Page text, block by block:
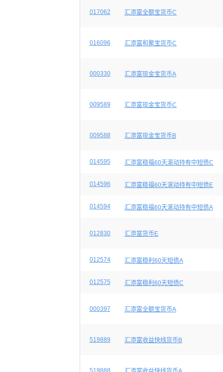
017062 汇添富全额宝货币C
016096 汇添富和聚宝货币C
000330 汇添富现金宝货币A
009589 汇添富现金宝货币C
009588 汇添富现金宝货币B
014595 汇添富稳福60天滚动持有中短债C
014596 汇添富稳福60天滚动持有中短债E
014594 汇添富稳福60天滚动持有中短债A
012830 汇添富货币E
012574 汇添富稳利60天短债A
012575 汇添富稳利60天短债C
000397 汇添富全额宝货币A
519889 汇添富收益快线货币B
519888